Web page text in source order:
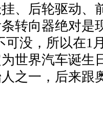
、后轮驱动、
转向器绝对是
可没，所以在1
世界汽车诞生
之一，后来跟